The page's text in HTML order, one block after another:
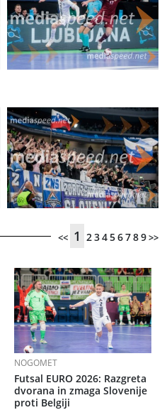
<< 1 23456789>>
NOGOMET
Futsal EURO 2026: Razgreta
dvorana in zmaga Slovenije
proti Belgiji